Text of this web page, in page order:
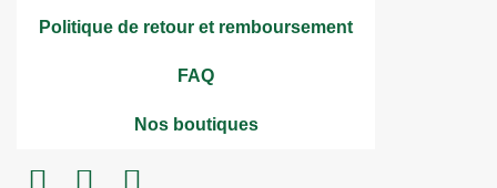
Politique de retour et remboursement
FAQ
Nos boutiques